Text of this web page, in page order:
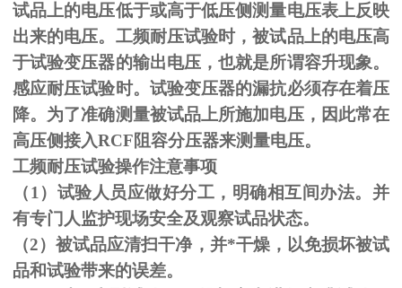
试品上的电压低于或高于低压侧测量电压表上反映
出来的电压。工频耐压试验时，被试品上的电压高
于试验变压器的输出电压，也就是所谓容升现象。
感应耐压试验时。试验变压器的漏抗必须存在着压
降。为了准确测量被试品上所施加电压，因此常在
高压侧接入RCF阻容分压器来测量电压。
工频耐压试验操作注意事项
（1 ）试验人员应做好分工，明确相互间办法。并
有专门人监护现场安全及观察试品状态。
（2）被试品应清扫干净，并*干燥，以免损坏被试
品和试验带来的误差。